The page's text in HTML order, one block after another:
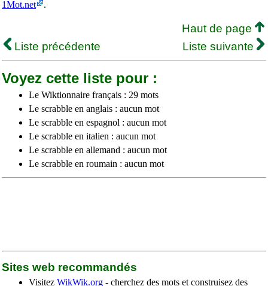
1Mot.net
.
Haut de page
Liste précédente
Liste suivante
Voyez cette liste pour :
Le Wiktionnaire français : 29 mots
Le scrabble en anglais : aucun mot
Le scrabble en espagnol : aucun mot
Le scrabble en italien : aucun mot
Le scrabble en allemand : aucun mot
Le scrabble en roumain : aucun mot
Sites web recommandés
Visitez WikWik.org - cherchez des mots et construisez des